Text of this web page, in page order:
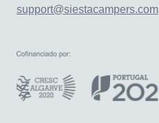
support@siestacampers.com